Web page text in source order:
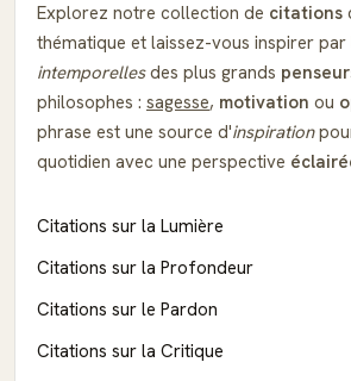
Explorez notre collection de citations
thématique et laissez-vous inspirer par
intemporellesdes plus grands
philosophes : sagesse, motivation ou
phrase est une source d'inspiration
quotidien avec une perspective
Citations sur la Lumière
Citations sur la Profondeur
Citations sur le Pardon
Citations sur la Critique